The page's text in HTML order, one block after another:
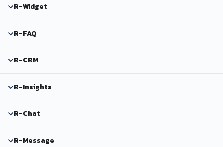
R-Widget
R-FAQ
R-CRM
R-Insights
R-Chat
R-Message